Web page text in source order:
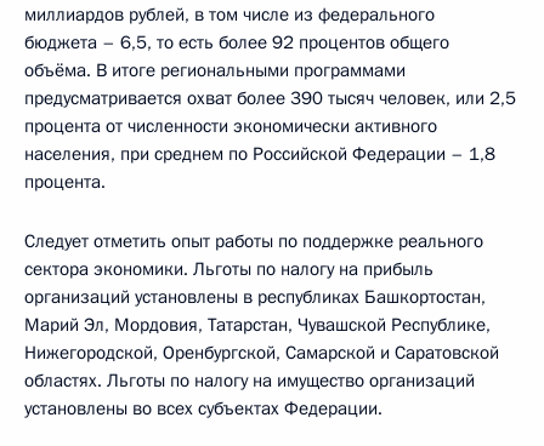
миллиардов рублей, в том числе из федерального
бюджета – 6,5, то есть более 92 процентов общего
объёма. В итоге региональными программами
предусматривается охват более 390 тысяч человек, или 2,5
процента от численности экономически активного
населения, при среднем по Российской Федерации – 1,8
процента.
Следует отметить опыт работы по поддержке реального
сектора экономики. Льготы по налогу на прибыль
организаций установлены в республиках Башкортостан,
Марий Эл, Мордовия, Татарстан, Чувашской Республике,
Нижегородской, Оренбургской, Самарской и Саратовской
областях. Льготы по налогу на имущество организаций
установлены во всех субъектах Федерации.